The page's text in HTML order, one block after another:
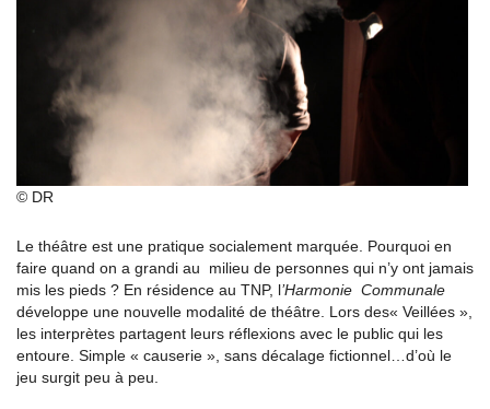
© DR
Le théâtre est une pratique socialement marquée. Pourquoi en
faire quand on a grandi au milieu de personnes qui n’y ont jamais
mis les pieds ? En résidence au TNP, l’Harmonie Communale
développe une nouvelle modalité de théâtre. Lors des« Veillées »,
les interprètes partagent leurs réflexions avec le public qui les
entoure. Simple « causerie », sans décalage fictionnel…d’où le
jeu surgit peu à peu.